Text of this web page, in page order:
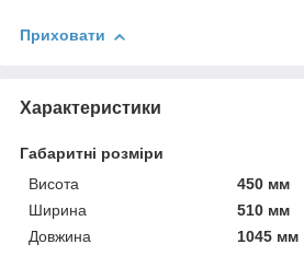
Приховати
Характеристики
Габаритні розміри
Висота
450 мм
Ширина
510 мм
Довжина
1045 мм